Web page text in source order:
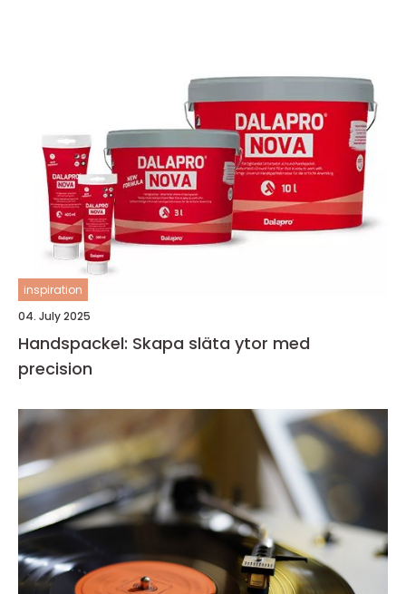
inspiration
04. July 2025
Handspackel: Skapa släta ytor med
precision